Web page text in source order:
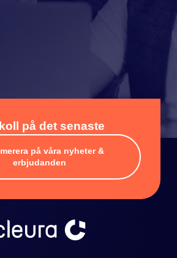
på det senaste
på våra nyheter &
erbjudanden